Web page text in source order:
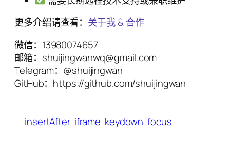
更多介绍请查看： 关于我 & 合作
微信：13980074657
邮箱：shuijingwanwq@gmail.com
Telegram：@shuijingwan
GitHub：https://github.com/shuijingwan
insertAfter iframe keydown focus